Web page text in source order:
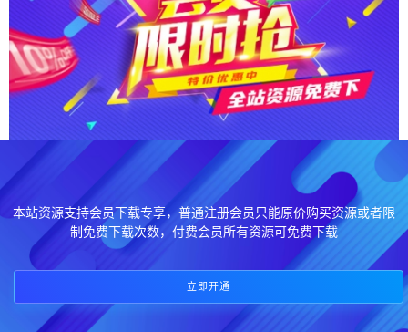
本站资源支持会员下载专享，普通注册会员只能原价购买资源或者限
制免费下载次数，付费会员所有资源可免费下载
立即开通